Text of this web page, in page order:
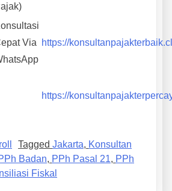
Via
https://
https://
Tagged Jakarta, Konsultan
Badan, PPh Pasal 21, PPh
Fiskal